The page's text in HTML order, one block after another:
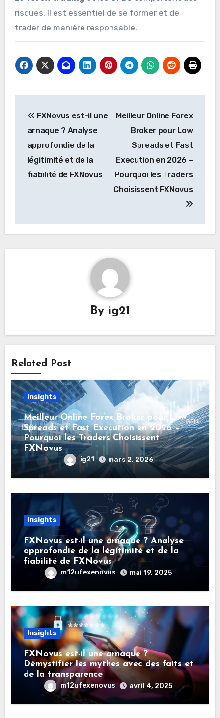
risques. Il est essentiel de se former et de
trader de manière responsable.
de
l’article
FXNovus est-il une
arnaque ? Analyse
approfondie de la
légitimité et de la
fiabilité de FXNovus
Meilleur Online Forex
Broker pour Low
Spreads et Fast
Execution en 2026 –
Pourquoi les Traders
Choisissent FXNovus
By ig21
Related Post
Insights
Meilleur Online Forex Broker pour Low
Spreads et Fast Execution en 2026 –
Pourquoi les Traders Choisissent
FXNovus
ig21 mars 2, 2026
Insights
FXNovus est-il une arnaque ? Analyse
approfondie de la légitimité et de la
fiabilité de FXNovus
m12ufexenovus mai 19, 2025
Insights
FXNovus est-il une arnaque ?
Démystifier les mythes avec des faits et
de la transparence
m12ufexenovus avril 4, 2025